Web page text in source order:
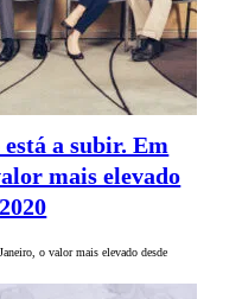
está a subir. Em
mais elevado
o valor mais elevado desde